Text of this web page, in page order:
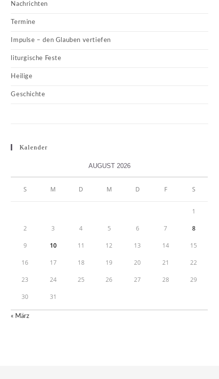
Nachrichten
Termine
Impulse – den Glauben vertiefen
liturgische Feste
Heilige
Geschichte
Kalender
AUGUST 2026
S M D M D F S
1
2 3 4 5 6 7 8
9 10 11 12 13 14 15
16 17 18 19 20 21 22
23 24 25 26 27 28 29
30 31
« März